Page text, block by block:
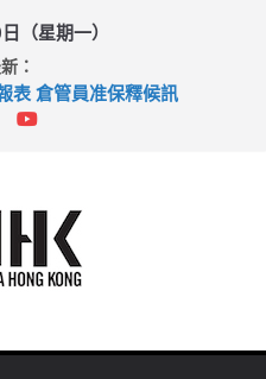
（星期一）
：
表 倉管員准保釋候訊